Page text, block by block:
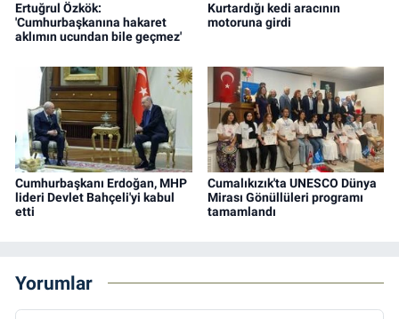
Ertuğrul Özkök:
'Cumhurbaşkanına hakaret
aklımın ucundan bile geçmez'
Kurtardığı kedi aracının
motoruna girdi
Cumhurbaşkanı Erdoğan, MHP
lideri Devlet Bahçeli'yi kabul
etti
Cumalıkızık'ta UNESCO Dünya
Mirası Gönüllüleri programı
tamamlandı
Yorumlar